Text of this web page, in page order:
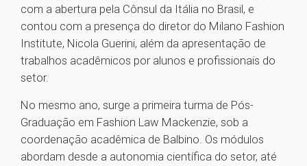
com a abertura pela Cônsul da Itália no Brasil, e
contou com a presença do diretor do Milano Fashion
Institute, Nicola Guerini, além da apresentação de
trabalhos acadêmicos por alunos e profissionais do
setor.
No mesmo ano, surge a primeira turma de Pós-
Graduação em Fashion Law Mackenzie, sob a
coordenação acadêmica de Balbino. Os módulos
abordam desde a autonomia científica do setor, até